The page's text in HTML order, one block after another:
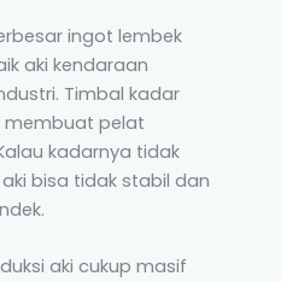
ingot lembek
aki kendaraan
Timbal kadar
membuat pelat
kadarnya tidak
bisa tidak stabil dan
aki cukup masif